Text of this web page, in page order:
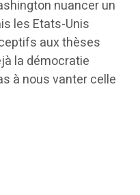
nuancer un
les Etats-Unis
aux thèses
la démocratie
à nous vanter celle